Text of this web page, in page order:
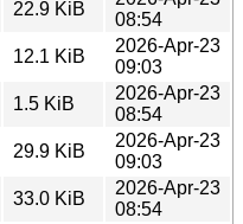
22.9 KiB
08:54
12.1 KiB
2026-Apr-23
09:03
1.5 KiB
2026-Apr-23
08:54
29.9 KiB
2026-Apr-23
09:03
33.0 KiB
2026-Apr-23
08:54